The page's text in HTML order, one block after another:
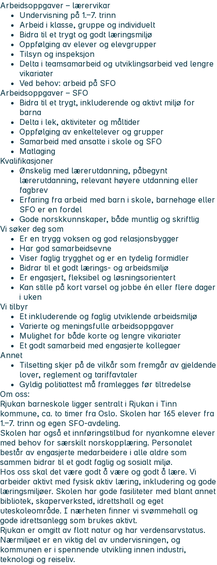
Arbeidsoppgaver – lærervikar
Undervisning på 1.–7. trinn
Arbeid i klasse, gruppe og individuelt
Bidra til et trygt og godt læringsmiljø
Oppfølging av elever og elevgrupper
Tilsyn og inspeksjon
Delta i teamsamarbeid og utviklingsarbeid ved lengre
vikariater
Ved behov: arbeid på SFO
Arbeidsoppgaver – SFO
Bidra til et trygt, inkluderende og aktivt miljø for
barna
Delta i lek, aktiviteter og måltider
Oppfølging av enkeltelever og grupper
Samarbeid med ansatte i skole og SFO
Matlaging
Kvalifikasjoner
Ønskelig med lærerutdanning, påbegynt
lærerutdanning, relevant høyere utdanning eller
fagbrev
Erfaring fra arbeid med barn i skole, barnehage eller
SFO er en fordel
Gode norskkunnskaper, både muntlig og skriftlig
Vi søker deg som
Er en trygg voksen og god relasjonsbygger
Har god samarbeidsevne
Viser faglig trygghet og er en tydelig formidler
Bidrar til et godt lærings- og arbeidsmiljø
Er engasjert, fleksibel og løsningsorientert
Kan stille på kort varsel og jobbe én eller flere dager
i uken
Vi tilbyr
Et inkluderende og faglig utviklende arbeidsmiljø
Varierte og meningsfulle arbeidsoppgaver
Mulighet for både korte og lengre vikariater
Et godt samarbeid med engasjerte kollegaer
Annet
Tilsetting skjer på de vilkår som fremgår av gjeldende
lover, reglement og tariffavtaler
Gyldig politiattest må framlegges før tiltredelse
Om oss:
Rjukan barneskole ligger sentralt i Rjukan i Tinn
kommune, ca. to timer fra Oslo. Skolen har 165 elever fra
1.–7. trinn og egen SFO-avdeling.
Skolen har også et innføringstilbud for nyankomne elever
med behov for særskilt norskopplæring. Personalet
består av engasjerte medarbeidere i alle aldre som
sammen bidrar til et godt faglig og sosialt miljø.
Hos oss skal det være godt å være og godt å lære. Vi
arbeider aktivt med fysisk aktiv læring, inkludering og gode
læringsmiljøer. Skolen har gode fasiliteter med blant annet
bibliotek, skaperverksted, idrettshall og eget
uteskoleområde. I nærheten finner vi svømmehall og
gode idrettsanlegg som brukes aktivt.
Rjukan er omgitt av flott natur og har verdensarvstatus.
Nærmiljøet er en viktig del av undervisningen, og
kommunen er i spennende utvikling innen industri,
teknologi og reiseliv.